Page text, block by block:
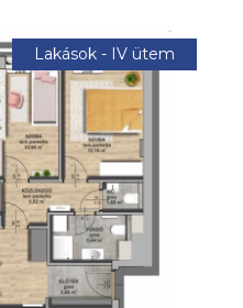
Lakások - IV ütem